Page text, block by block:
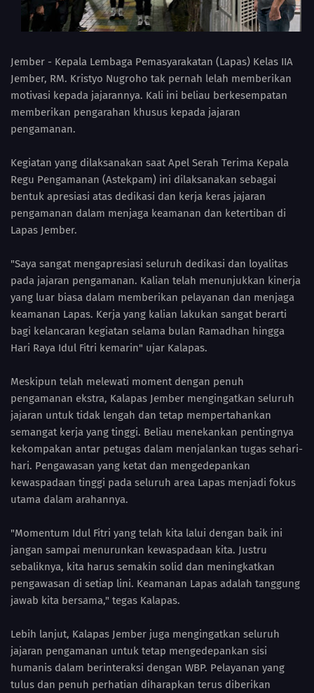
Jember - Kepala Lembaga Pemasyarakatan (Lapas) Kelas IIA
Jember, RM. Kristyo Nugroho tak pernah lelah memberikan
motivasi kepada jajarannya. Kali ini beliau berkesempatan
memberikan pengarahan khusus kepada jajaran
pengamanan.
Kegiatan yang dilaksanakan saat Apel Serah Terima Kepala
Regu Pengamanan (Astekpam) ini dilaksanakan sebagai
bentuk apresiasi atas dedikasi dan kerja keras jajaran
pengamanan dalam menjaga keamanan dan ketertiban di
Lapas Jember.
"Saya sangat mengapresiasi seluruh dedikasi dan loyalitas
pada jajaran pengamanan. Kalian telah menunjukkan kinerja
yang luar biasa dalam memberikan pelayanan dan menjaga
keamanan Lapas. Kerja yang kalian lakukan sangat berarti
bagi kelancaran kegiatan selama bulan Ramadhan hingga
Hari Raya Idul Fitri kemarin" ujar Kalapas.
Meskipun telah melewati moment dengan penuh
pengamanan ekstra, Kalapas Jember mengingatkan seluruh
jajaran untuk tidak lengah dan tetap mempertahankan
semangat kerja yang tinggi. Beliau menekankan pentingnya
kekompakan antar petugas dalam menjalankan tugas sehari-
hari. Pengawasan yang ketat dan mengedepankan
kewaspadaan tinggi pada seluruh area Lapas menjadi fokus
utama dalam arahannya.
"Momentum Idul Fitri yang telah kita lalui dengan baik ini
jangan sampai menurunkan kewaspadaan kita. Justru
sebaliknya, kita harus semakin solid dan meningkatkan
pengawasan di setiap lini. Keamanan Lapas adalah tanggung
jawab kita bersama," tegas Kalapas.
Lebih lanjut, Kalapas Jember juga mengingatkan seluruh
jajaran pengamanan untuk tetap mengedepankan sisi
humanis dalam berinteraksi dengan WBP. Pelayanan yang
tulus dan penuh perhatian diharapkan terus diberikan